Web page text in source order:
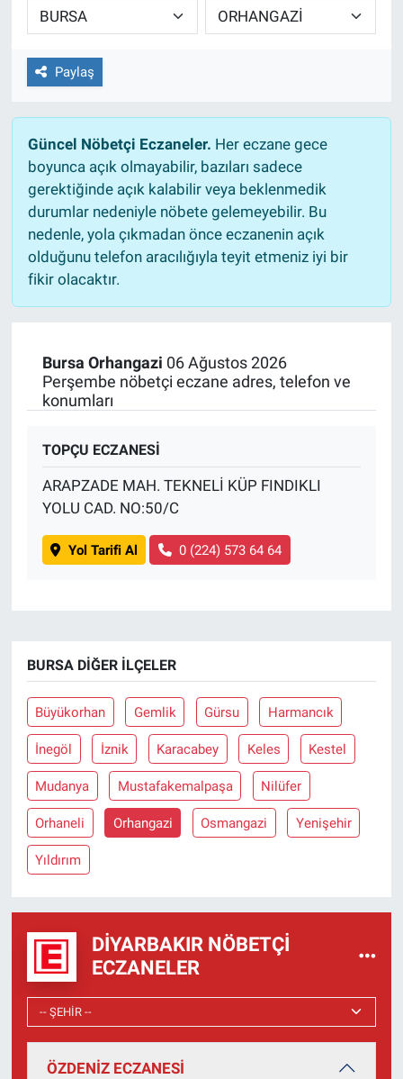
Paylaş
Güncel Nöbetçi Eczaneler. Her eczane gece
boyunca açık olmayabilir, bazıları sadece
gerektiğinde açık kalabilir veya beklenmedik
durumlar nedeniyle nöbete gelemeyebilir. Bu
nedenle, yola çıkmadan önce eczanenin açık
olduğunu telefon aracılığıyla teyit etmeniz iyi bir
fikir olacaktır.
Bursa Orhangazi 06 Ağustos 2026
Perşembe nöbetçi eczane adres, telefon ve
konumları
TOPÇU ECZANESİ
ARAPZADE MAH. TEKNELİ KÜP FINDIKLI
YOLU CAD. NO:50/C
Yol Tarifi Al 0 (224) 573 64 64
BURSA DIĞER İLÇELER
Büyükorhan Gemlik Gürsu Harmancık
İnegöl İznik Karacabey Keles Kestel
Mudanya Mustafakemalpaşa Nilüfer
Orhaneli Orhangazi Osmangazi Yenişehir
Yıldırım
DIYARBAKIR NÖBETÇI
ECZANELER
ÖZDENİZ ECZANESİ
EĞİTİM
ÖZEL HABER
SAĞLIK
SPOR
TEKNOLOJİ